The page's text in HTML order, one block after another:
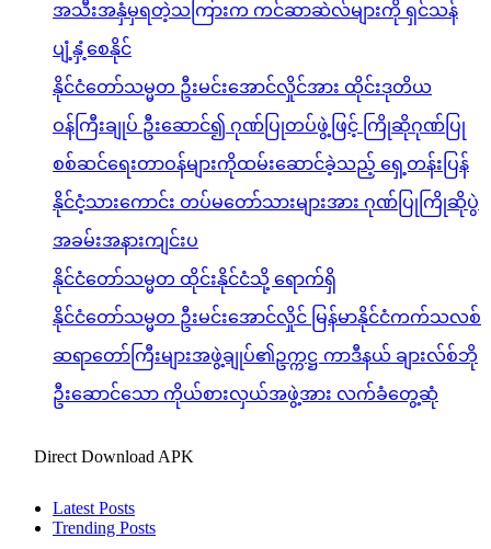
အသီးအနှံမှရတဲ့သကြားက ကင်ဆာဆဲလ်များကို ရှင်သန်
ပျံ့နှံ့စေနိုင်
နိုင်ငံတော်သမ္မတ ဦးမင်းအောင်လှိုင်အား ထိုင်းဒုတိယ
ဝန်ကြီးချုပ် ဦးဆောင်၍ ဂုဏ်ပြုတပ်ဖွဲ့ဖြင့် ကြိုဆိုဂုဏ်ပြု
စစ်ဆင်ရေးတာဝန်များကိုထမ်းဆောင်ခဲ့သည့် ရှေ့တန်းပြန်
နိုင်ငံ့သားကောင်း တပ်မတော်သားများအား ဂုဏ်ပြုကြိုဆိုပွဲ
အခမ်းအနားကျင်းပ
နိုင်ငံတော်သမ္မတ ထိုင်းနိုင်ငံသို့ ရောက်ရှိ
နိုင်ငံတော်သမ္မတ ဦးမင်းအောင်လှိုင် မြန်မာနိုင်ငံကက်သလစ်
ဆရာတော်ကြီးများအဖွဲ့ချုပ်၏ဥက္ကဋ္ဌ ကာဒီနယ် ချားလ်စ်ဘို
ဦးဆောင်သော ကိုယ်စားလှယ်အဖွဲ့အား လက်ခံတွေ့ဆုံ
Direct Download APK
Latest Posts
Trending Posts